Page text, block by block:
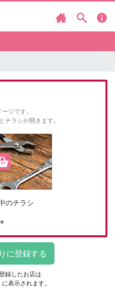
ジです。
チラシが開きます。
のチラシ
録したお店は
に表示されます。